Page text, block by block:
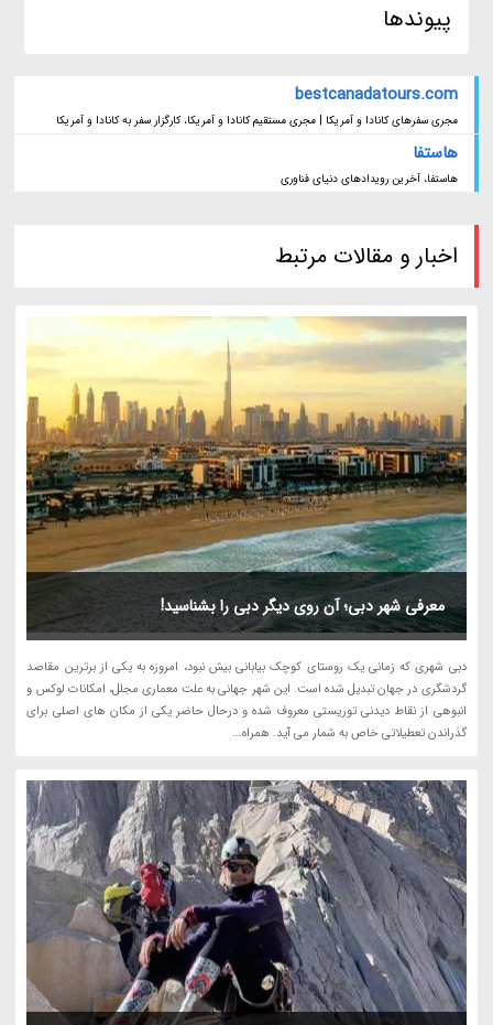
پیوندها
bestcanadatours.com
مجری سفرهای کانادا و آمریکا | مجری مستقیم کانادا و آمریکا، کارگزار سفر به کانادا و آمریکا
هاستفا
هاستفا، آخرین رویدادهای دنیای فناوری
اخبار و مقالات مرتبط
معرفی شهر دبی؛ آن روی دیگر دبی را بشناسید!
دبی شهری که زمانی یک روستای کوچک بیابانی بیش نبود، امروزه به یکی از برترین مقاصد
گردشگری در جهان تبدیل شده است. این شهر جهانی به علت معماری مجلل، امکانات لوکس و
انبوهی از نقاط دیدنی توریستی معروف شده و درحال حاضر یکی از مکان های اصلی برای
گذراندن تعطیلاتی خاص به شمار می آید. همراه...